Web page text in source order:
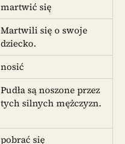
martwić się
Martwili się o swoje
dziecko.
nosić
Pudła są noszone przez
tych silnych mężczyzn.
pobrać się